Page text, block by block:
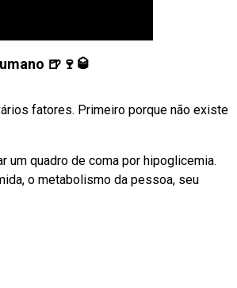
🍺🍷🥃
fatores. Primeiro porque não existe
um quadro de coma por hipoglicemia.
o metabolismo da pessoa, seu